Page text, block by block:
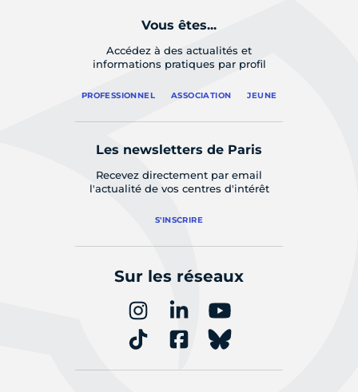
Vous êtes...
Accédez à des actualités et
informations pratiques par profil
PROFESSIONNEL ASSOCIATION JEUNE
Les newsletters de Paris
Recevez directement par email
l'actualité de vos centres d'intérêt
S'INSCRIRE
Sur les réseaux